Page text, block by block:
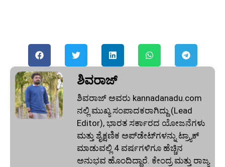
ಶಿವರಾಜ್
ಶಿವರಾಜ್ ಅವರು kannadanadu.com
ನಲ್ಲಿ ಮುಖ್ಯ ಸಂಪಾದಕರಾಗಿದ್ದು (Lead
Editor), ಭಾರತ ಸರ್ಕಾರದ ಯೋಜನೆಗಳು
ಮತ್ತು ಶೈಕ್ಷಣಿಕ ಅಪ್‌ಡೇಟ್‌ಗಳನ್ನು ಟ್ರ್ಯಾಕ್
ಮಾಡುವಲ್ಲಿ 4 ವರ್ಷಗಳಿಗೂ ಹೆಚ್ಚಿನ
ಅನುಭವ ಹೊಂದಿದ್ದಾರೆ. ಕೇಂದ್ರ ಮತ್ತು ರಾಜ್ಯ